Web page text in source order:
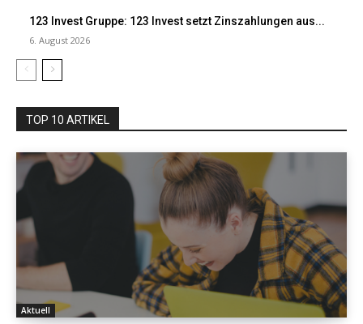
123 Invest Gruppe: 123 Invest setzt Zinszahlungen aus...
6. August 2026
TOP 10 ARTIKEL
Aktuell